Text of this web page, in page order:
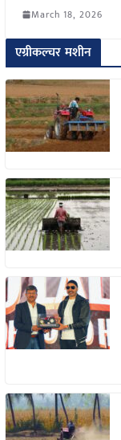
March 18, 2026
एग्रीकल्चर मशीन